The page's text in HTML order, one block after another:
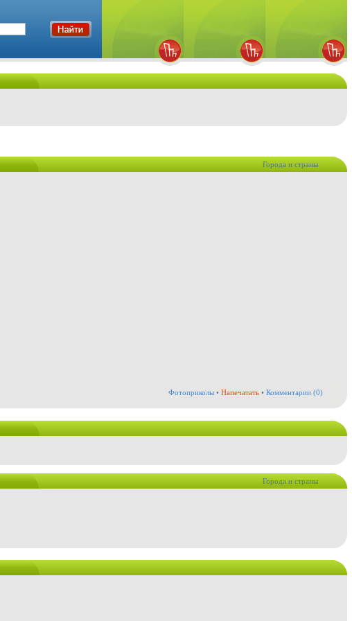
Города и страны
Фотоприколы • Напечатать • Комментарии (0)
Города и страны